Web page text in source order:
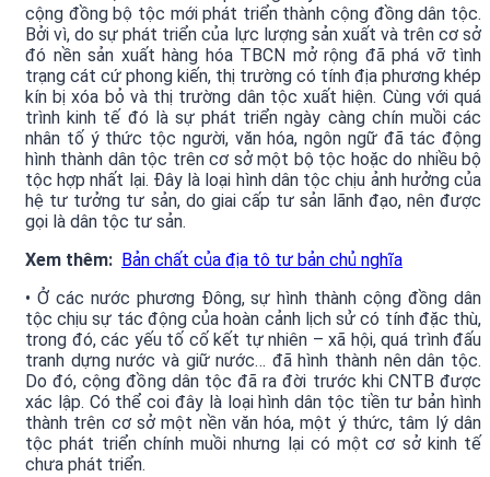
cộng đồng bộ tộc mới phát triển thành cộng đồng dân tộc.
Bởi vì, do sự phát triển của lực lượng sản xuất và trên cơ sở
đó nền sản xuất hàng hóa TBCN mở rộng đã phá vỡ tình
trạng cát cứ phong kiến, thị trường có tính địa phương khép
kín bị xóa bỏ và thị trường dân tộc xuất hiện. Cùng với quá
trình kinh tế đó là sự phát triển ngày càng chín muồi các
nhân tố ý thức tộc người, văn hóa, ngôn ngữ đã tác động
hình thành dân tộc trên cơ sở một bộ tộc hoặc do nhiều bộ
tộc hợp nhất lại. Đây là loại hình dân tộc chịu ảnh hưởng của
hệ tư tưởng tư sản, do giai cấp tư sản lãnh đạo, nên được
gọi là dân tộc tư sản.
Xem thêm: Bản chất của địa tô tư bản chủ nghĩa
• Ở các nước phương Đông, sự hình thành cộng đồng dân
tộc chịu sự tác động của hoàn cảnh lịch sử có tính đặc thù,
trong đó, các yếu tố cố kết tự nhiên – xã hội, quá trình đấu
tranh dựng nước và giữ nước… đã hình thành nên dân tộc.
Do đó, cộng đồng dân tộc đã ra đời trước khi CNTB được
xác lập. Có thể coi đây là loại hình dân tộc tiền tư bản hình
thành trên cơ sở một nền văn hóa, một ý thức, tâm lý dân
tộc phát triển chính muồi nhưng lại có một cơ sở kinh tế
chưa phát triển.